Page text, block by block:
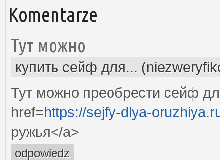
Komentarze
Тут можно
купить сейф для...
Тут можно преобрести сейф
href=https://sejfy-dlya-
ружья</a>
odpowiedz